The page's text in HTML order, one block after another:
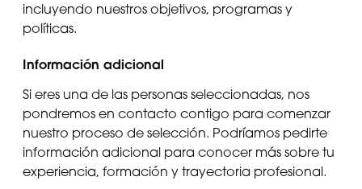
incluyendo nuestros objetivos, programas y
políticas.
Información adicional
Si eres una de las personas seleccionadas, nos
pondremos en contacto contigo para comenzar
nuestro proceso de selección. Podríamos pedirte
información adicional para conocer más sobre tu
experiencia, formación y trayectoria profesional.